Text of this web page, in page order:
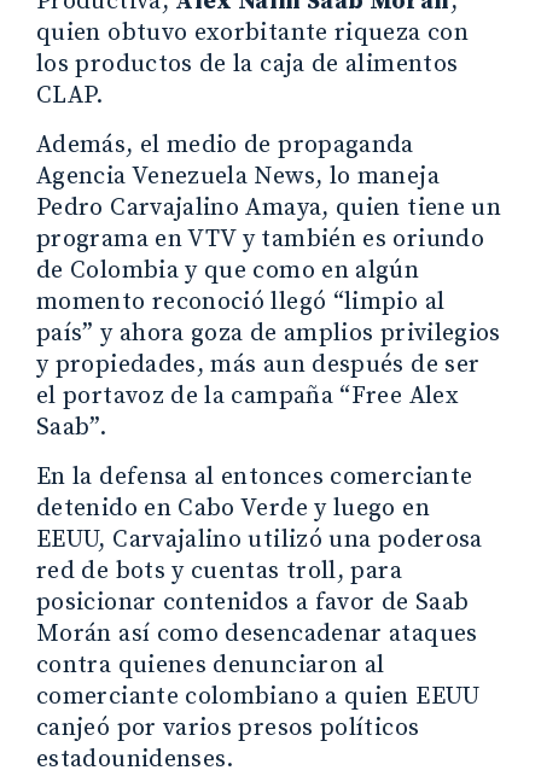
quien obtuvo exorbitante riqueza con
los productos de la caja de alimentos
CLAP.
Además, el medio de propaganda
Agencia Venezuela News, lo maneja
Pedro Carvajalino Amaya, quien tiene un
programa en VTV y también es oriundo
de Colombia y que como en algún
momento reconoció llegó “limpio al
país” y ahora goza de amplios privilegios
y propiedades, más aun después de ser
el portavoz de la campaña “Free Alex
Saab”.
En la defensa al entonces comerciante
detenido en Cabo Verde y luego en
EEUU, Carvajalino utilizó una poderosa
red de bots y cuentas troll, para
posicionar contenidos a favor de Saab
Morán así como desencadenar ataques
contra quienes denunciaron al
comerciante colombiano a quien EEUU
canjeó por varios presos políticos
estadounidenses.